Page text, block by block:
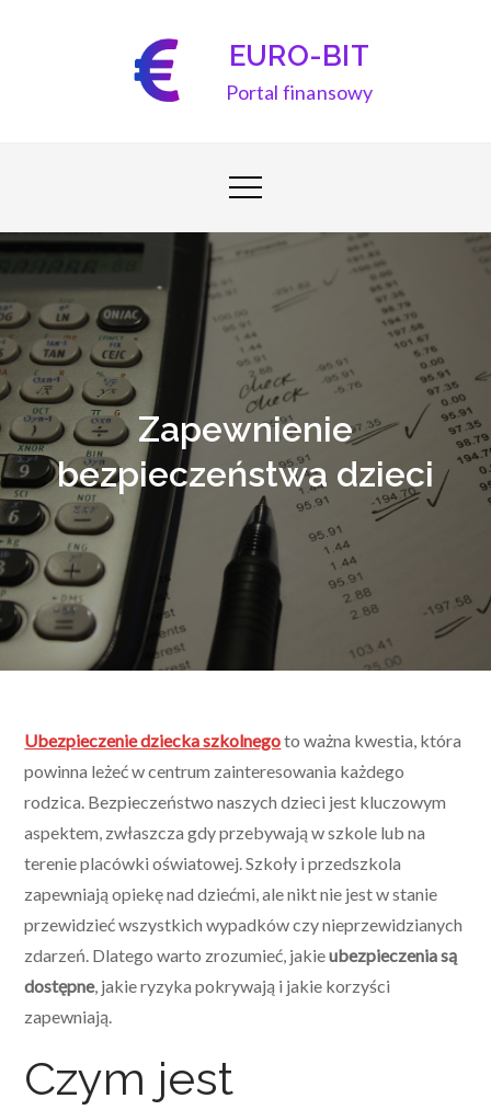
EURO-BIT
Portal finansowy
Zapewnienie
bezpieczeństwa dzieci
Ubezpieczenie dziecka szkolnegoto ważna kwestia, która
powinna leżeć w centrum zainteresowania każdego
rodzica. Bezpieczeństwo naszych dzieci jest kluczowym
aspektem, zwłaszcza gdy przebywają w szkole lub na
terenie placówki oświatowej. Szkoły i przedszkola
zapewniają opiekę nad dziećmi, ale nikt nie jest w stanie
przewidzieć wszystkich wypadków czy nieprzewidzianych
zdarzeń. Dlatego warto zrozumieć, jakieubezpieczenia są
dostępne, jakie ryzyka pokrywają i jakie korzyści
zapewniają.
Czym jest